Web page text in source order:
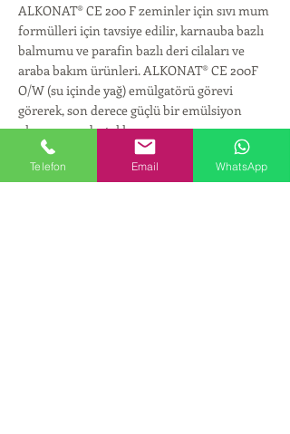
ALKONAT® CE 200 F zeminler için sıvı mum
formülleri için tavsiye edilir, karnauba bazlı
balmumu ve parafin bazlı deri cilaları ve
araba bakım ürünleri. ALKONAT® CE 200F
O/W (su içinde yağ) emülgatörü görevi
görerek, son derece güçlü bir emülsiyon
oluşumunu destekler.
alkali ortamda bile yüksek formülasyon
stabilitesini destekleyen küçük ve homojen
Telefon Email WhatsApp